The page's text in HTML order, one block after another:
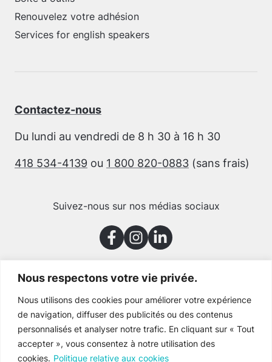
Nous respectons votre vie privée.
Nous utilisons des cookies pour améliorer votre expérience
de navigation, diffuser des publicités ou des contenus
personnalisés et analyser notre trafic. En cliquant sur « Tout
accepter », vous consentez à notre utilisation des
cookies. Politique relative aux cookies
Renouvelez votre adhésion
Services for english speakers
Contactez-nous
Du lundi au vendredi de 8 h 30 à 16 h 30
418 534-4139 ou 1 800 820-0883 (sans frais)
Suivez-nous sur nos médias sociaux
Merci à nos partenaires